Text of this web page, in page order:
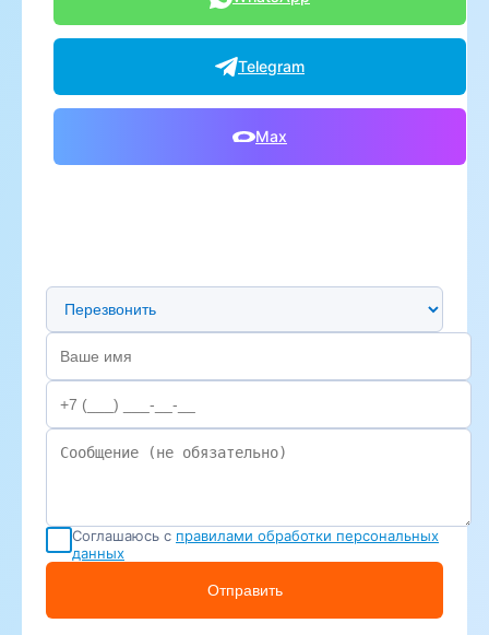
Telegram
Max
Предпочтительный способ связи
Соглашаюсь с правилами обработки персональных
данных
Отправить